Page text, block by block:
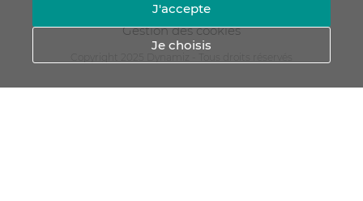
RGPD - Gestion de vos données personnelles
Gestion des cookies
Je choisis
J'accepte